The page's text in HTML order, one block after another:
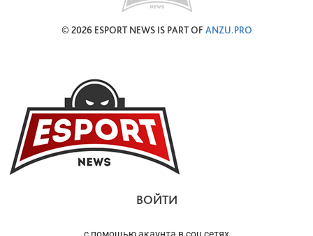
© 2026 ESPORT NEWS IS PART OF ANZU.PRO
ВОЙТИ